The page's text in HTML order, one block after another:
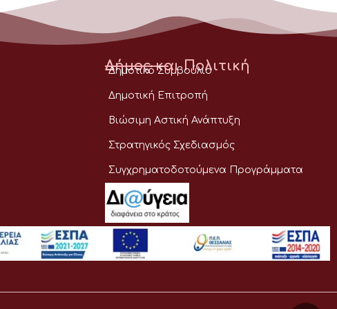
Δήμος και Πολιτική
Δημοτικό Συμβούλιο
Δημοτική Επιτροπή
Βιώσιμη Αστική Ανάπτυξη
Στρατηγικός Σχεδιασμός
Συγχρηματοδοτούμενα Προγράμματα